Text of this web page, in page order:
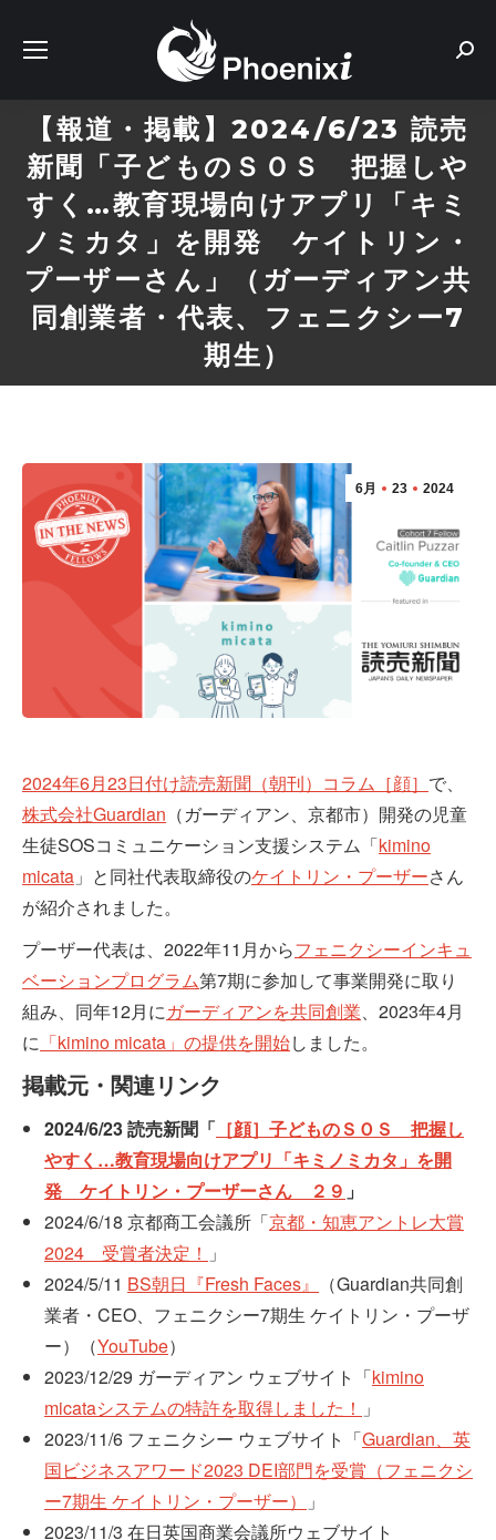
【報道・掲載】2024/6/23 読売
新聞「子どものＳＯＳ 把握しや
すく…教育現場向けアプリ「キミ
ノミカタ」を開発 ケイトリン・
プーザーさん」（ガーディアン共
同創業者・代表、フェニクシー7
期生）
6月 23 2024
2024年6月23日付け読売新聞（朝刊）コラム［顔］ で、
株式会社Guardian （ガーディアン、京都市）開発の児童
生徒SOSコミュニケーション支援システム「kimino
micata 」と同社代表取締役のケイトリン・プーザーさん
が紹介されました。
プーザー代表は、2022年11月からフェニクシーインキュ
ベーションプログラム第7期に参加して事業開発に取り
組み、同年12月にガーディアンを共同創業 、2023年4月
に 「kimino micata」の提供を開始しました。
掲載元・関連リンク
2024/6/23 読売新聞「 ［顔］子どものＳＯＳ 把握し
やすく…教育現場向けアプリ「キミノミカタ」を開
発 ケイトリン・プーザーさん ２９ 」
2024/6/18 京都商工会議所「京都・知恵アントレ大賞
2024 受賞者決定！ 」
2024/5/11 BS朝日『Fresh Faces』
（Guardian共同創
業者・CEO、フェニクシー7期生 ケイトリン・プーザ
ー）（YouTube）
2023/12/29 ガーディアン ウェブサイト「kimino
micataシステムの特許を取得しました！ 」
2023/11/6 フェニクシー ウェブサイト「Guardian、英
国ビジネスアワード2023 DEI部門を受賞（フェニクシ
ー7期生 ケイトリン・プーザー）
」
2023/11/3 在日英国商業会議所ウェブサイト